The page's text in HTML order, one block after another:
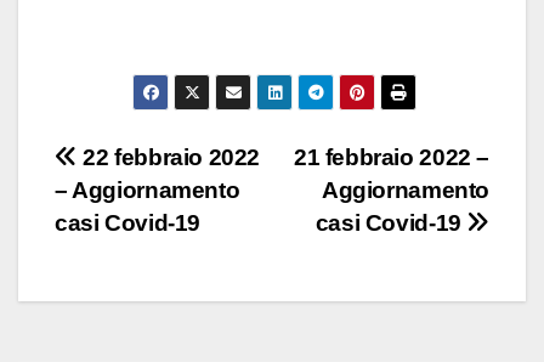
Navigazione
articoli
21 febbraio 2022 –
Aggiornamento
casi Covid-19
22 febbraio 2022
– Aggiornamento
casi Covid-19